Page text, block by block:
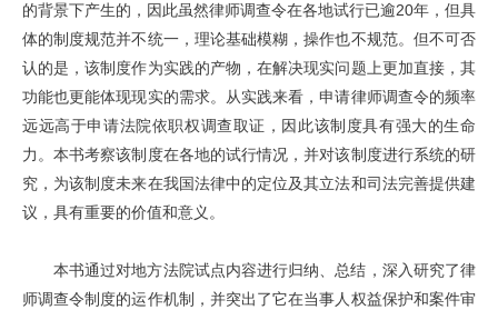
的背景下产生的，因此虽然律师调查令在各地试行已逾20年，但具
体的制度规范并不统一，理论基础模糊，操作也不规范。但不可否
认的是，该制度作为实践的产物，在解决现实问题上更加直接，其
功能也更能体现现实的需求。从实践来看，申请律师调查令的频率
远远高于申请法院依职权调查取证，因此该制度具有强大的生命
力。本书考察该制度在各地的试行情况，并对该制度进行系统的研
究，为该制度未来在我国法律中的定位及其立法和司法完善提供建
议，具有重要的价值和意义。
本书通过对地方法院试点内容进行归纳、总结，深入研究了律
师调查令制度的运作机制，并突出了它在当事人权益保护和案件审